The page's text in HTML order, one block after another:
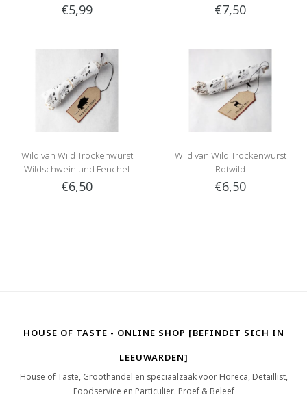
€5,99 €7,50
Wild van Wild Trockenwurst
Wildschwein und Fenchel
€6,50
Wild van Wild Trockenwurst
Rotwild
€6,50
HOUSE OF TASTE - ONLINE SHOP [BEFINDET SICH IN
LEEUWARDEN]
House of Taste, Groothandel en speciaalzaak voor Horeca, Detaillist,
Foodservice en Particulier. Proef & Beleef